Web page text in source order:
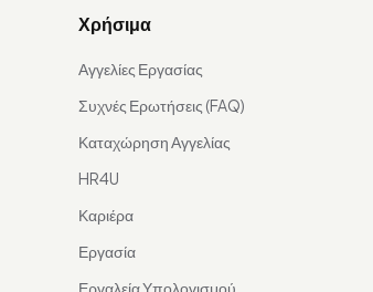
Χρήσιμα
Αγγελίες Εργασίας
Συχνές Ερωτήσεις (FAQ)
Καταχώρηση Αγγελίας
HR4U
Καριέρα
Εργασία